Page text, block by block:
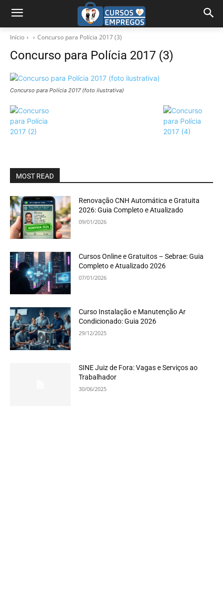
Início Concurso para Polícia 2017 (3)
Concurso para Polícia 2017 (3)
Concurso para Polícia 2017 (foto ilustrativa)
MOST READ
Renovação CNH Automática e Gratuita
2026: Guia Completo e Atualizado
09/01/2026
Cursos Online e Gratuitos – Sebrae: Guia
Completo e Atualizado 2026
07/01/2026
Curso Instalação e Manutenção Ar
Condicionado: Guia 2026
29/12/2025
SINE Juiz de Fora: Vagas e Serviços ao
Trabalhador
30/06/2025